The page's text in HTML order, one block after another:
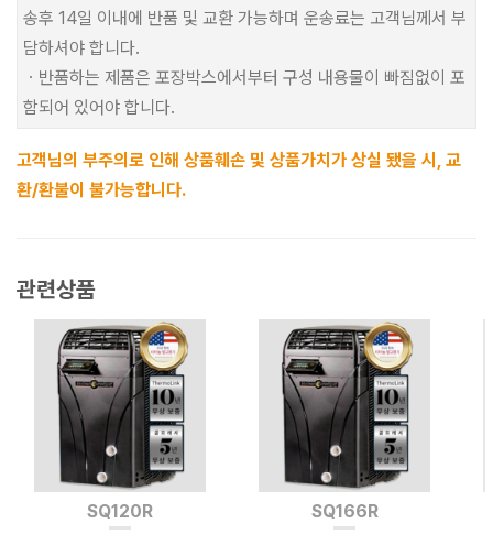
송후 14일 이내에 반품 및 교환 가능하며 운송료는 고객님께서 부
담하셔야 합니다.
ㆍ반품하는 제품은 포장박스에서부터 구성 내용물이 빠짐없이 포
함되어 있어야 합니다.
고객님의 부주의로 인해 상품훼손 및 상품가치가 상실 됐을 시, 교
환/환불이 불가능합니다.
관련상품
SQ120R SQ166R